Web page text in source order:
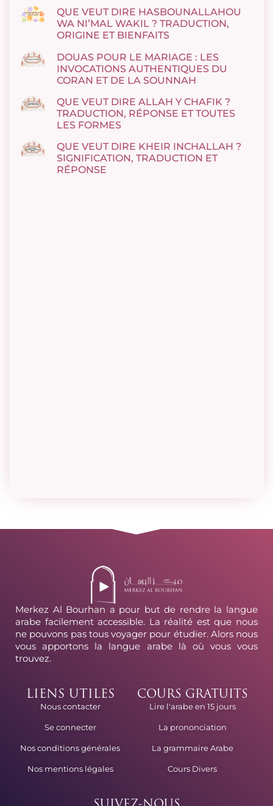
QUE VEUT DIRE HASBOUNALLAHOU
WA NI’MAL WAKIL ? TRADUCTION,
ORIGINE ET BIENFAITS
DOUAS POUR LE MARIAGE : LES
INVOCATIONS AUTHENTIQUES DU
CORAN ET DE LA SOUNNAH
QUE VEUT DIRE ALLAH Y CHAFIK ?
TRADUCTION, RÉPONSE ET TOUTES
LES FORMES
QUE VEUT DIRE KHEIR INCHALLAH ?
SIGNIFICATION, TRADUCTION ET
RÉPONSE
Merkez Al Bourhan a pour but de rendre la langue
arabe facilement accessible. La réalité est que nous
ne pouvons pas tous voyager pour étudier. Alors nous
vous apportons la langue arabe là où vous vous
trouvez.
LIENS UTILES
Nous contacter
Se connecter
Nos conditions générales
Nos mentions légales
COURS GRATUITS
Lire l'arabe en 15 jours
La prononciation
La grammaire Arabe
Cours Divers